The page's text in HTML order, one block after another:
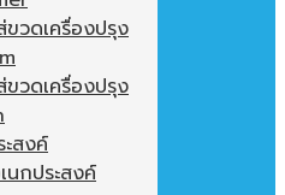
ขวดเครื่องปรุง
ขวดเครื่องปรุง
สงค์
นกประสงค์